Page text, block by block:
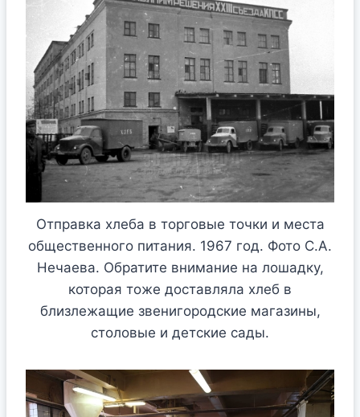
Отправка хлеба в торговые точки и места
общественного питания. 1967 год. Фото С.А.
Нечаева. Обратите внимание на лошадку,
которая тоже доставляла хлеб в
близлежащие звенигородские магазины,
столовые и детские сады.